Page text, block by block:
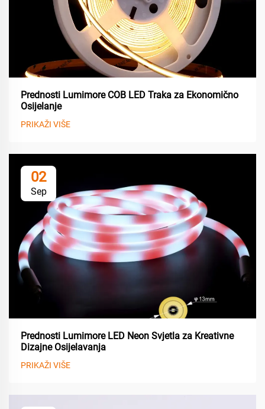
Prednosti Lumimore COB LED Traka za Ekonomično
Osijelanje
PRIKAŽI VIŠE
02
Sep
Prednosti Lumimore LED Neon Svjetla za Kreativne
Dizajne Osijelavanja
PRIKAŽI VIŠE